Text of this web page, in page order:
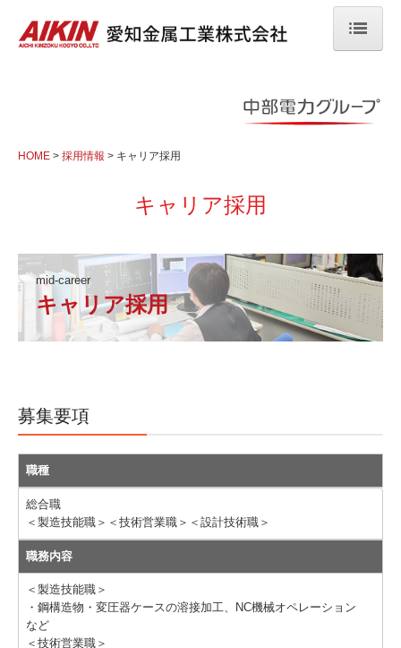
会社概要
アクセス
決算情報開示
通信用鉄塔・鉄柱
鉄塔用付帯設備
変圧器ケース
配電用金物類
環境製品
鉄構・建築関連製品
HOME 採用情報 キャリア採用
キャリア採用
mid-career
キャリア採用
募集要項
職種
総合職
＜製造技能職＞＜技術営業職＞＜設計技術職＞
職務内容
＜製造技能職＞
・鋼構造物・変圧器ケースの溶接加工、NC機械オペレーション
など
＜技術営業職＞